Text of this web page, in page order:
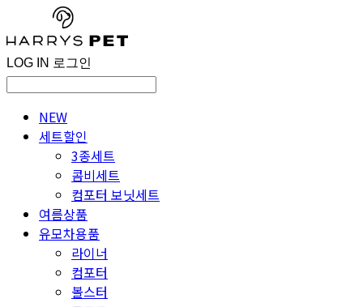
LOG IN 로그인
NEW
세트할인
3종세트
콤비세트
컴포터 보닛세트
여름상품
유모차용품
라이너
컴포터
볼스터